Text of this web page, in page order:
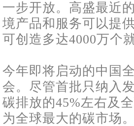
一步开放。高盛最近
境产品和服务可以提
可创造多达4000万个
今年即将启动的中国
会。尽管首批只纳入
碳排放的45%左右及
为全球最大的碳市场